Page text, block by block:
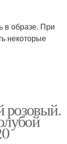
в образе. При
некоторые
розовый.